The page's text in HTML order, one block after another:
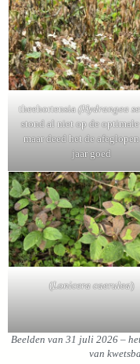
theehortensia(Hydrangea
stond al niet op de
maar deed het de
jaar goed
(Lonicera caerulea)
Beelden van 31 juli 2026 –
van